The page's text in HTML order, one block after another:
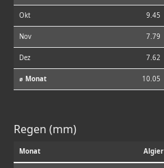
Okt 9.45
Nov 7.79
Dez 7.62
⌀ Monat 10.05
Regen (mm)
Monat Algier